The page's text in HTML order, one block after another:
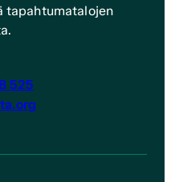
tapahtumatalojen
525